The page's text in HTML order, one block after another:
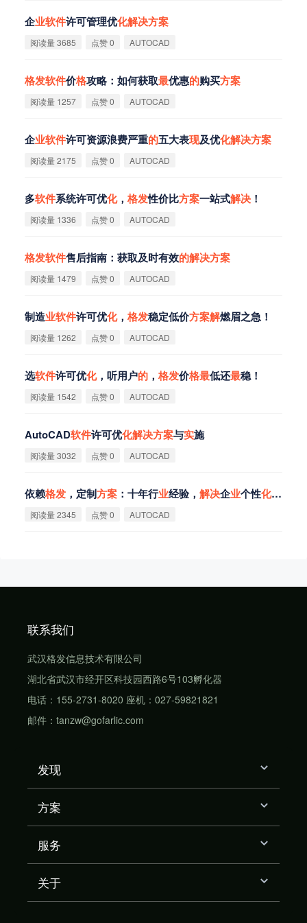
企业软件许可管理优化解决方案
阅读量 3685 点赞 0 AUTOCAD
格发软件价格攻略：如何获取最优惠的购买方案
阅读量 1257 点赞 0 AUTOCAD
企业软件许可资源浪费严重的五大表现及优化解决方案
阅读量 2175 点赞 0 AUTOCAD
多软件系统许可优化， 格发性价比方案一站式解决 ！
阅读量 1336 点赞 0 AUTOCAD
格发软件售后指南：获取及时有效的解决方案
阅读量 1479 点赞 0 AUTOCAD
制造业软件许可优化， 格发稳定低价方案解燃眉之急！
阅读量 1262 点赞 0 AUTOCAD
选软件许可优化，听用户的 ， 格发价格最低还最稳！
阅读量 1542 点赞 0 AUTOCAD
AutoCAD软件许可优化解决方案与实施
阅读量 3032 点赞 0 AUTOCAD
依赖格发 ，定制方案 ：十年行业经验， 解决企业个性化需求！
阅读量 2345 点赞 0 AUTOCAD
联系我们
武汉格发信息技术有限公司
湖北省武汉市经开区科技园西路6号103孵化器
电话：155-2731-8020 座机：027-59821821
邮件：tanzw@gofarlic.com
发现
方案
服务
关于